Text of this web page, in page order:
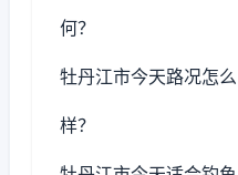
何？
牡丹江市今天路况怎么
样？